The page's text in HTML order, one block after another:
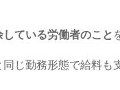
ている労働者のこと
じ勤務形態で給料も